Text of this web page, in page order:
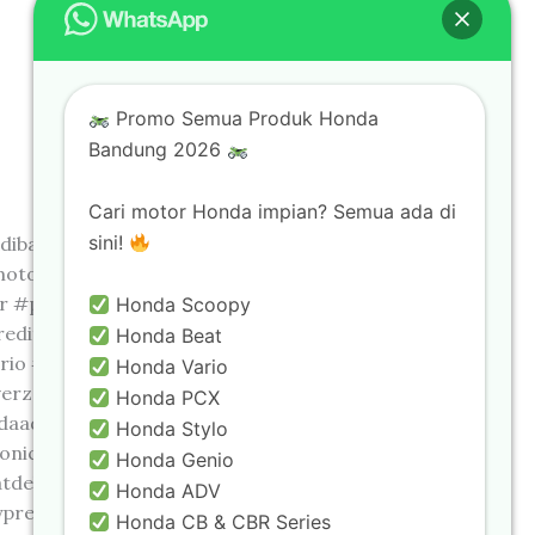
#hargakreditmotorhonda2024
#pusatkreditmotorhonda
#vario160 #pcx #pcx160 #adv
#cb150r #cbr #cbr150 #crf #crf150
#hondaadv160 #hondarevo #hondarevox
#hondasonic150 #hondacb #hondacbverza
#kreditmotorbeat
#scoopystylish #scoopyterbaru
Promo Semua Produk Honda
Bandung 2026
Cari motor Honda impian? Semua ada di
sini!
Honda Scoopy
Honda Beat
Honda Vario
Honda PCX
Honda Stylo
Honda Genio
Honda ADV
Honda CB & CBR Series